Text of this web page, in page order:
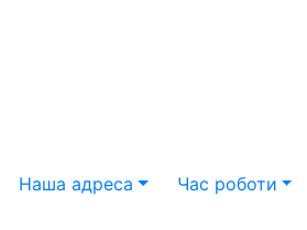
Наша адреса Час роботи